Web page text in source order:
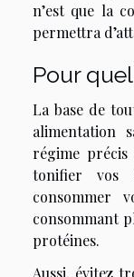
n’est que la
permettra
Pour
La base de
alimentation
régime
tonifier vos
consommer
consommant
protéines.
Aussi, évitez